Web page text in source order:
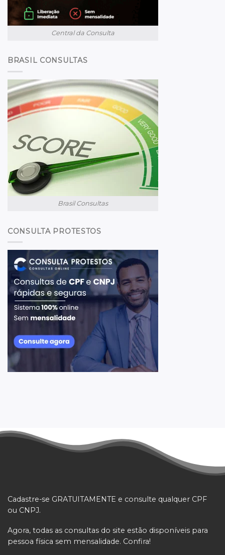
Central da Consulta
BRASIL CONSULTAS
Brasil Consultas
CONSULTA PROTESTOS
Cadastre-se GRATUITAMENTE e consulte qualquer CPF
ou CNPJ.
Agora, todas as consultas do site estão disponíveis para
pessoa física sem mensalidade. Confira!